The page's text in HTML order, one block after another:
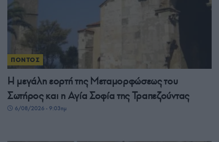
ΠΟΝΤΟΣ
Η μεγάλη εορτή της Μεταμορφώσεως του
Σωτήρος και η Αγία Σοφία της Τραπεζούντας
6/08/2026 - 9:03πμ